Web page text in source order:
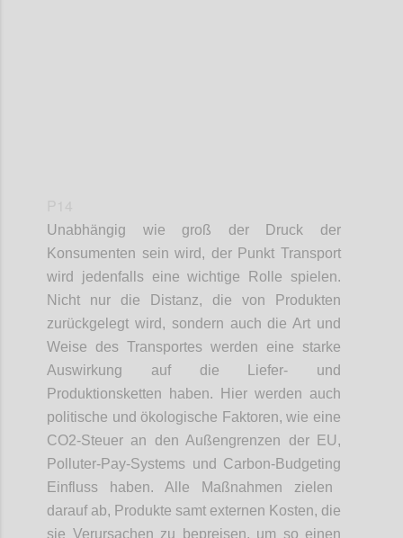
Unabhängig wie groß der Druck der
Konsumenten sein wird , der Punkt Transport
wird jedenfalls eine wichtige Rolle spielen.
Nicht nur die Distanz, die von Produkten
zurückgelegt wird, sondern auch die Art und
Weise des Transportes werden eine starke
Auswirkung auf die Liefer- und
Produktionsketten haben. Hier werden auch
politische und ökologische Faktoren, wie eine
CO2-Steuer an den Außengrenzen der EU,
Polluter-Pay-Systems und Carbon-Budgeting
Einfluss
haben. Alle Maßnahmen zielen
daraufab, Produkte samt externen Kosten, die
sie Verursachen zu
bepreisen, um so einen